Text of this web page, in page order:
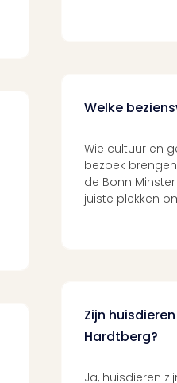
Welke
Wie cultuur en
bezoek
de Bonn
juiste plekken
Zijn
Hardtberg?
Ja, huisdieren